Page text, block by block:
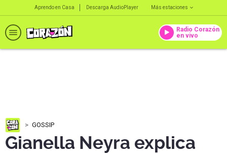
Aprendo en Casa Descarga AudioPlayer Más estaciones
Radio Corazón
en vivo
GOSSIP
Gianella Neyra explica